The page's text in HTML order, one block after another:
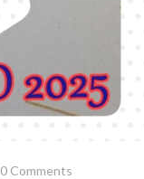
0 Comments